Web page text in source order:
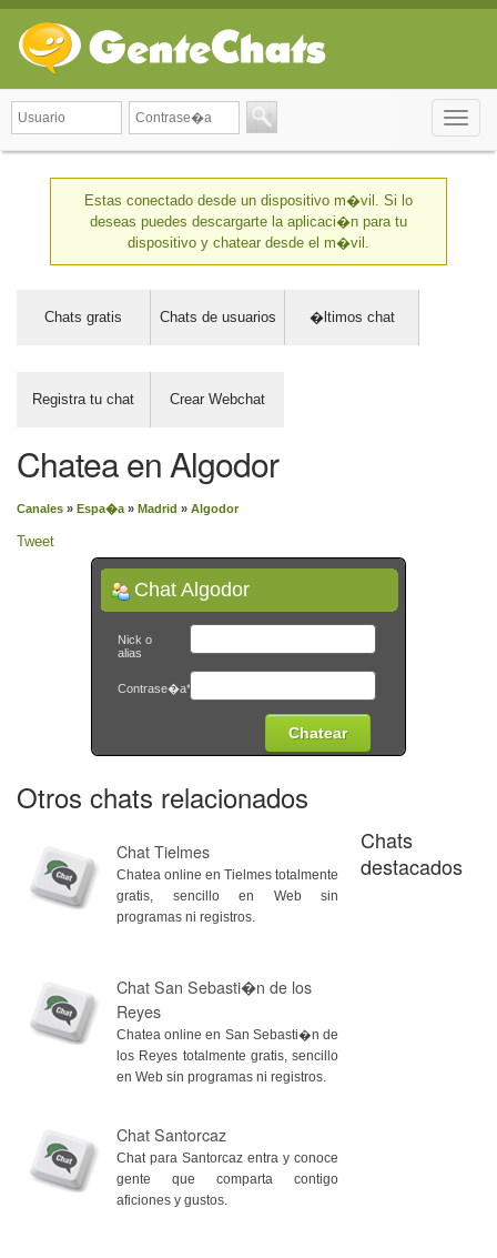
Toggle
Estas conectado desde un dispositivo m�vil. Si lo
deseas puedes descargarte la aplicaci�n para tu
dispositivo y chatear desde el m�vil.
Chats gratis Chats de usuarios �ltimos chat
Registra tu chat Crear Webchat
Chatea en Algodor
Canales » Espa�a » Madrid » Algodor
Tweet
Chat Algodor
Nick o
alias
Contrase�a*
Otros chats relacionados
Chat Tielmes
Chatea online en Tielmes totalmente
gratis, sencillo en Web sin
programas ni registros.
Chat San Sebasti�n de los
Reyes
Chatea online en San Sebasti�n de
los Reyes totalmente gratis, sencillo
en Web sin programas ni registros.
Chat Santorcaz
Chat para Santorcaz entra y conoce
gente que comparta contigo
aficiones y gustos.
Chats
destacados